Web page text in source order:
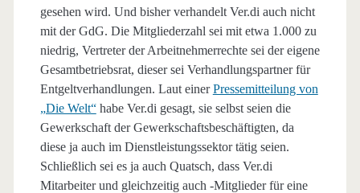
gesehen wird. Und bisher verhandelt Ver.di auch nicht
mit der GdG. Die Mitgliederzahl sei mit etwa 1.000 zu
niedrig, Vertreter der Arbeitnehmerrechte sei der eigene
Gesamtbetriebsrat, dieser sei Verhandlungspartner für
Entgeltverhandlungen. Laut einerPressemitteilung von
„Die Welt“habe Ver.di gesagt, sie selbst seien die
Gewerkschaft der Gewerkschaftsbeschäftigten, da
diese ja auch im Dienstleistungssektor tätig seien.
Schließlich sei es ja auch Quatsch, dass Ver.di
Mitarbeiter und gleichzeitig auch -Mitglieder für eine